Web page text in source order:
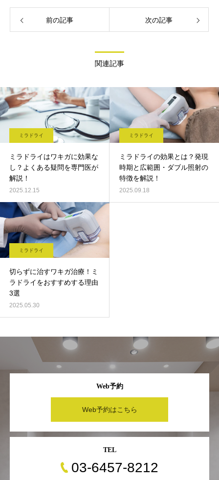
前の記事 次の記事
関連記事
ミラドライ
ミラドライはワキガに効果な
し？よくある疑問を専門医が
解説！
2025.12.15
ミラドライ
ミラドライの効果とは？発現
時期と広範囲・ダブル照射の
特徴を解説！
2025.09.18
ミラドライ
切らずに治すワキガ治療！ミ
ラドライをおすすめする理由
3選
2025.05.30
Web予約
Web予約はこちら
TEL
03-6457-8212